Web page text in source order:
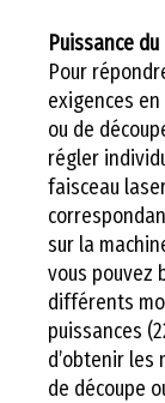
Puissance
Pour
exigences
ou de
régler
faisceau
sur la
vous pouvez
différents
puissances
d’obtenir les
de découpe